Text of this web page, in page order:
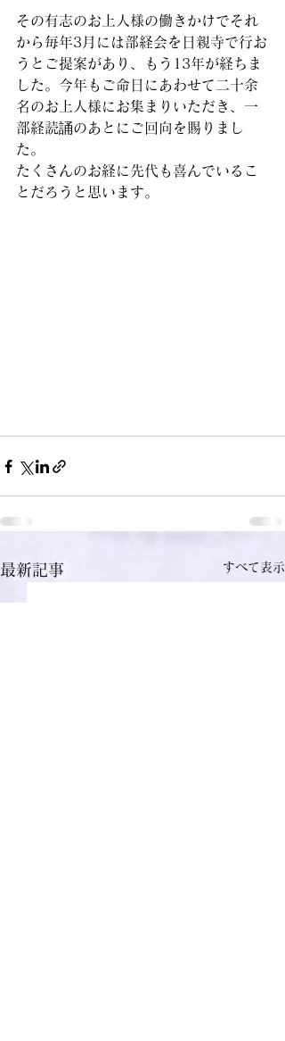
その有志のお上人様の働きかけでそれ
から毎年3月には部経会を日親寺で行お
うとご提案があり、もう13年が経ちま
した。今年もご命日にあわせて二十余
名のお上人様にお集まりいただき、一
部経読誦のあとにご回向を賜りまし
た。
たくさんのお経に先代も喜んでいるこ
とだろうと思います。
最新記事 すべて表示